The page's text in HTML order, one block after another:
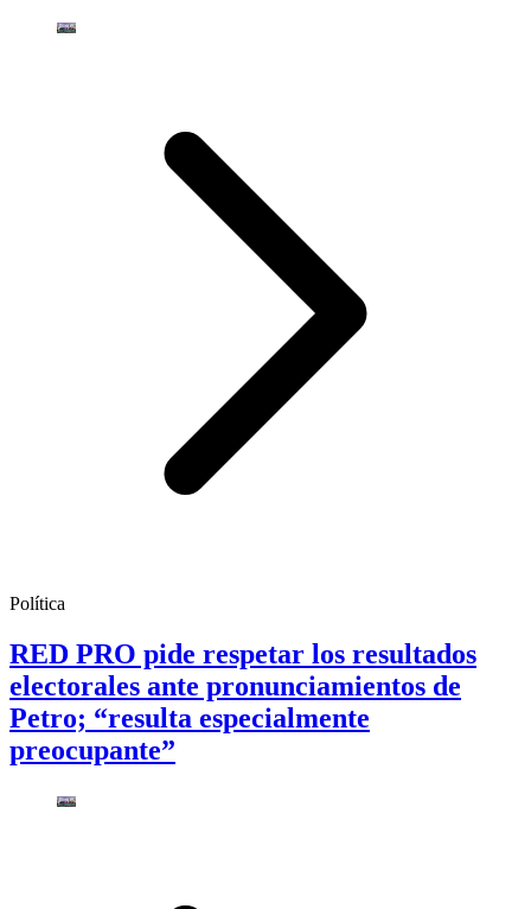
Política
RED PRO pide respetar los resultados
electorales ante pronunciamientos de
Petro; “resulta especialmente
preocupante”